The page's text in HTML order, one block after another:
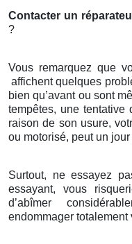
Contacter un
?
Vous remarquez que
affichent quelques
bien qu’avant ou sont
tempêtes, une tentative
raison de son usure,
ou motorisé, peut un
Surtout, ne essayez
essayant, vous
d’abîmer
endommager totalement